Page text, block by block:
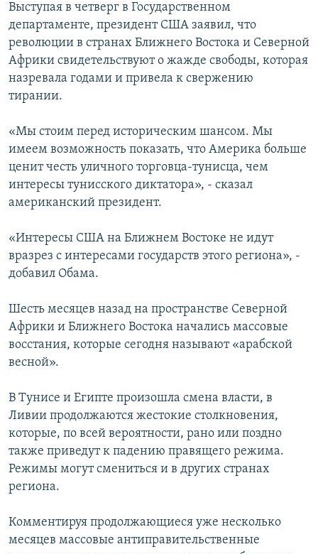
Выступая в четверг в Государственном
департаменте, президент США заявил, что
революции в странах Ближнего Востока и Северной
Африки свидетельствуют о жажде свободы, которая
назревала годами и привела к свержению
тирании.
«Мы стоим перед историческим шансом. Мы
имеем возможность показать, что Америка больше
ценит честь уличного торговца-тунисца, чем
интересы тунисского диктатора», - сказал
американский президент.
«Интересы США на Ближнем Востоке не идут
вразрез с интересами государств этого региона», -
добавил Обама.
Шесть месяцев назад на пространстве Северной
Африки и Ближнего Востока начались массовые
восстания, которые сегодня называют «арабской
весной».
В Тунисе и Египте произошла смена власти, в
Ливии продолжаются жестокие столкновения,
которые, по всей вероятности, рано или поздно
также приведут к падению правящего режима.
Режимы могут смениться и в других странах
региона.
Комментируя продолжающиеся уже несколько
месяцев массовые антиправительственные